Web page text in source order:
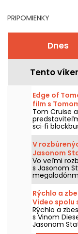
PRIPOMIENKY
Dnes
Tento
Edge of
film s
Netflixe
Tom Cruise
sci‑fi
dostupný na
V
Jasonom
a HBO Max
Vo veľmi
s Jasonom
HBO Max
Rýchlo a
Video spolu
Rýchlo a
s Vinom
Jasonom
1. augusta